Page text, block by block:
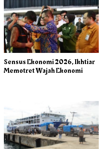
Sensus Ekonomi 2026, Ikhtiar
Memotret Wajah Ekonomi